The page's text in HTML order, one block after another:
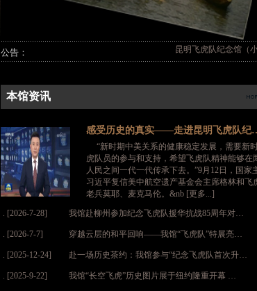
公告： 昆明飞虎队纪念馆（小白楼）
本馆资讯
感受历史的真实——走进昆明飞虎队纪
“新时期中美关系的健康稳定发展，需要新
虎队员的参与和支持，希望飞虎队精神能够在
人民之间一代一代传承下去。”9月12日，国家
习近平复信美中航空遗产基金会主席格林和飞
老兵莫耶、麦克马伦。&nb [更多...]
. [2026-7-28]
我馆赴柳州参加纪念飞虎队援华抗战85周年对…
. [2026-7-7] 穿越云层的和平回响——我馆“飞虎队”特展亮…
. [2025-12-24] 赴一场历史茶约：我馆参与“纪念飞虎队首次升…
. [2025-9-22] 我馆“长空飞虎”历史图片展于纽约隆重开幕 …